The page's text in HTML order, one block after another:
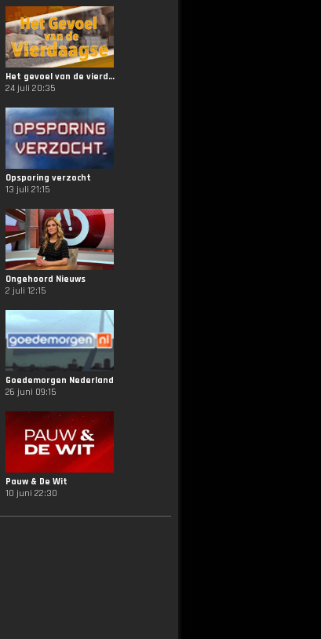
Het gevoel van de vierdaagse
24 juli 20:35
Opsporing verzocht
13 juli 21:15
Ongehoord Nieuws
2 juli 12:15
Goedemorgen Nederland
26 juni 09:15
Pauw & De Wit
10 juni 22:30